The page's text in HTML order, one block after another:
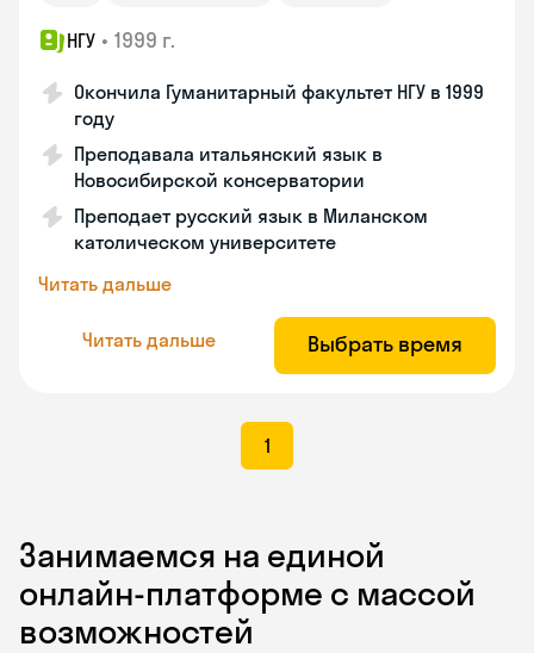
НГУ • 1999 г.
Окончила Гуманитарный факультет НГУ в 1999
году
Преподавала итальянский язык в
Новосибирской консерватории
Преподает русский язык в Миланском
католическом университете
Читать дальше
Читать дальше Выбрать время
1
Занимаемся на единой
онлайн-платформе с массой
возможностей